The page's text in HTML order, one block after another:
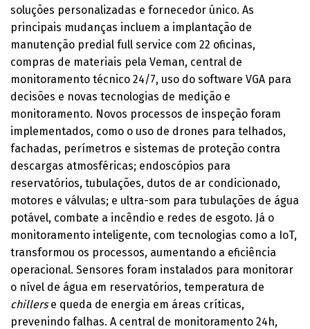
soluções personalizadas e fornecedor único. As
principais mudanças incluem a implantação de
manutenção predial full service com 22 oficinas,
compras de materiais pela Veman, central de
monitoramento técnico 24/7, uso do software VGA para
decisões e novas tecnologias de medição e
monitoramento. Novos processos de inspeção foram
implementados, como o uso de drones para telhados,
fachadas, perímetros e sistemas de proteção contra
descargas atmosféricas; endoscópios para
reservatórios, tubulações, dutos de ar condicionado,
motores e válvulas; e ultra-som para tubulações de água
potável, combate a incêndio e redes de esgoto. Já o
monitoramento inteligente, com tecnologias como a IoT,
transformou os processos, aumentando a eficiência
operacional. Sensores foram instalados para monitorar
o nível de água em reservatórios, temperatura de
chillerse queda de energia em áreas críticas,
prevenindo falhas. A central de monitoramento 24h,